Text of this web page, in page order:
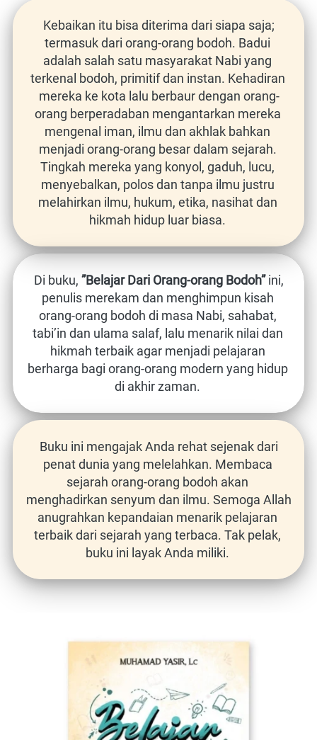
Kebaikan itu bisa diterima dari siapa saja;
termasuk dari orang-orang bodoh. Badui
adalah salah satu masyarakat Nabi yang
terkenal bodoh, primitif dan instan. Kehadiran
mereka ke kota lalu berbaur dengan orang-
orang berperadaban mengantarkan mereka
mengenal iman, ilmu dan akhlak bahkan
menjadi orang-orang besar dalam sejarah.
Tingkah mereka yang konyol, gaduh, lucu,
menyebalkan, polos dan tanpa ilmu justru
melahirkan ilmu, hukum, etika, nasihat dan
hikmah hidup luar biasa.
Di buku, ”Belajar Dari Orang-orang Bodoh” ini,
penulis merekam dan menghimpun kisah
orang-orang bodoh di masa Nabi, sahabat,
tabi’in dan ulama salaf, lalu menarik nilai dan
hikmah terbaik agar menjadi pelajaran
berharga bagi orang-orang modern yang hidup
di akhir zaman.
Buku ini mengajak Anda rehat sejenak dari
penat dunia yang melelahkan. Membaca
sejarah orang-orang bodoh akan
menghadirkan senyum dan ilmu. Semoga Allah
anugrahkan kepandaian menarik pelajaran
terbaik dari sejarah yang terbaca. Tak pelak,
buku ini layak Anda miliki.